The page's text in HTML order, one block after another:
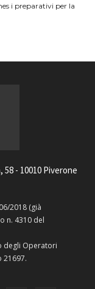
i preparativi per la
- 10010 Piverone
2018 (già
n. 4310 del
degli Operatori
21697.